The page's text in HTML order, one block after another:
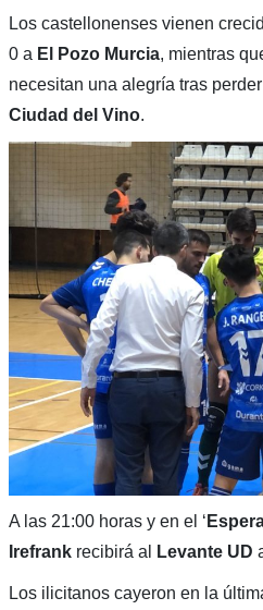
Los castellonenses vienen
0 a El Pozo Murcia, mientras
necesitan una alegría tras
Ciudad del Vino.
A las 21:00 horas y en el ‘
Irefrank recibirá al Levante UD
Los ilicitanos cayeron en la